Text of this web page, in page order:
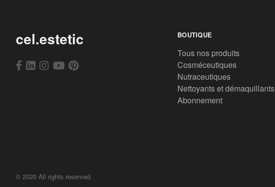
cel.estetic BOUTIQUE
Tous nos produits
Cosméceutiques
Nutraceutiques
Nettoyants et démaquillants
Abonnement
© 2020 All rights reserved.